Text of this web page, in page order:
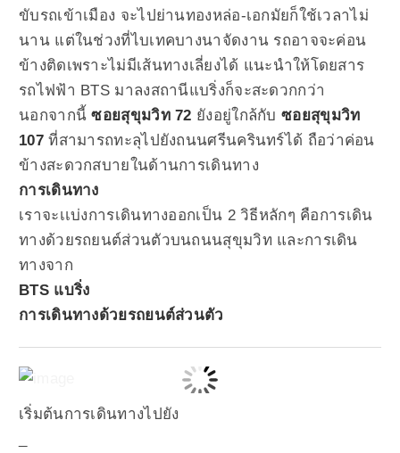
ขับรถเข้าเมือง จะไปย่านทองหล่อ-เอกมัยก็ใช้เวลาไม่
นาน แต่ในช่วงที่ไบเทคบางนาจัดงาน รถอาจจะค่อน
ข้างติดเพราะไม่มีเส้นทางเลี่ยงได้ แนะนำให้โดยสาร
รถไฟฟ้า BTS มาลงสถานีแบริ่งก็จะสะดวกกว่า
นอกจากนี้ซอยสุขุมวิท 72 ยังอยู่ใกล้กับซอยสุขุมวิท
107ที่สามารถทะลุไปยังถนนศรีนครินทร์ได้ ถือว่าค่อน
ข้างสะดวกสบายในด้านการเดินทาง
การเดินทาง
เราจะเเบ่งการเดินทางออกเป็น 2 วิธีหลักๆ คือการเดิน
ทางด้วยรถยนต์ส่วนตัวบนถนนสุขุมวิท และการเดิน
ทางจาก
BTS แบริ่ง
การเดินทางด้วยรถยนต์ส่วนตัว
เริ่มต้นการเดินทางไปยัง